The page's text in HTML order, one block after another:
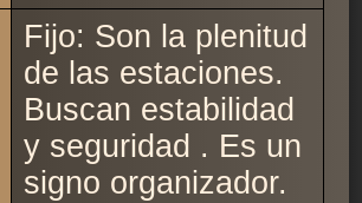
Fijo: Son la plenitud
de las estaciones.
Buscan estabilidad
y seguridad . Es un
signo organizador.